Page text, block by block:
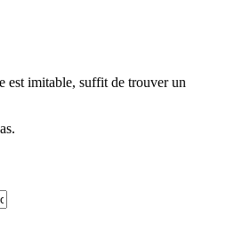
est imitable, suffit de trouver un